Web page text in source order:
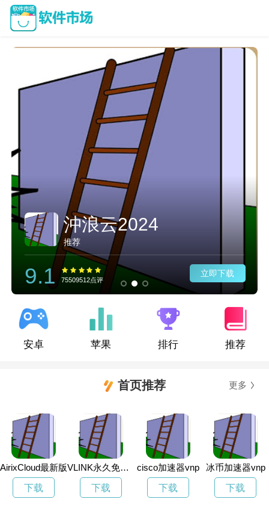
沖浪云2024
推荐
9.1 75509512点评
立即下载
安卓 苹果 排行 推荐
首页推荐 更多
AirixCloud最新版
下载
VLINK永久免费加速
下载
cisco加速器vnp
下载
冰币加速器vnp
下载